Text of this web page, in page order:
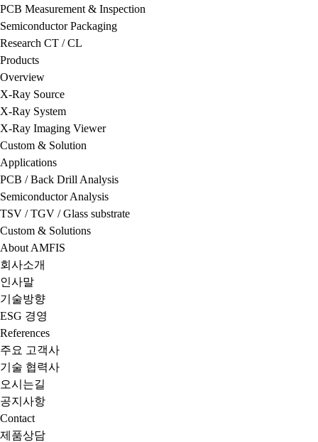
PCB Measurement & Inspection
Semiconductor Packaging
Research CT / CL
Products
Overview
X-Ray Source
X-Ray System
X-Ray Imaging Viewer
Custom & Solution
Applications
PCB / Back Drill Analysis
Semiconductor Analysis
TSV / TGV / Glass substrate
Custom & Solutions
About AMFIS
회사소개
인사말
기술방향
ESG 경영
References
주요 고객사
기술 협력사
오시는길
공지사항
Contact
제품상담